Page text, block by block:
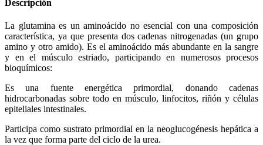
Descripción
La glutamina es un aminoácido no esencial con una composición
característica, ya que presenta dos cadenas nitrogenadas (un grupo
amino y otro amido). Es el aminoácido más abundante en la sangre
y en el músculo estriado, participando en numerosos procesos
bioquímicos:
Es una fuente energética primordial, donando cadenas
hidrocarbonadas sobre todo en músculo, linfocitos, riñón y células
epiteliales intestinales.
Participa como sustrato primordial en la neoglucogénesis hepática a
la vez que forma parte del ciclo de la urea.